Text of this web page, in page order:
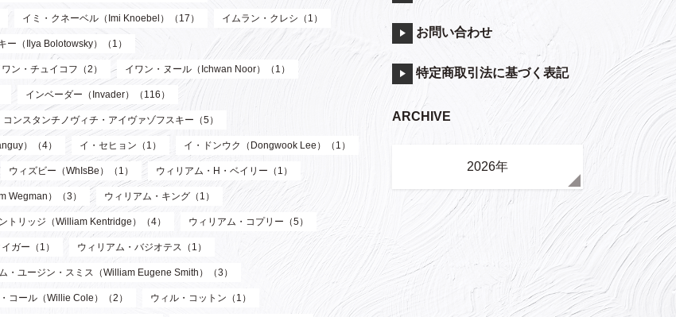
イミ・クネーベル（Imi Knoebel）（17） イムラン・クレシ（1）
ー（Ilya Bolotowsky）（1）
ワン・チュイコフ（2） イワン・ヌール（Ichwan Noor）（1）
インベーダー（Invader）（116）
コンスタンチノヴィチ・アイヴァゾフスキー（5）
）（4） イ・セヒョン（1） イ・ドンウク（Dongwook Lee）（1）
ウィズビー（WhIsBe）（1） ウィリアム・H・ベイリー（1）
Wegman）（3） ウィリアム・キング（1）
トリッジ（William Kentridge）（4） ウィリアム・コプリー（5）
ガー（1） ウィリアム・バジオテス（1）
・ユージン・スミス（William Eugene Smith）（3）
コール（Willie Cole）（2） ウィル・コットン（1）
お問い合わせ
特定商取引法に基づく表記
ARCHIVE
2026年